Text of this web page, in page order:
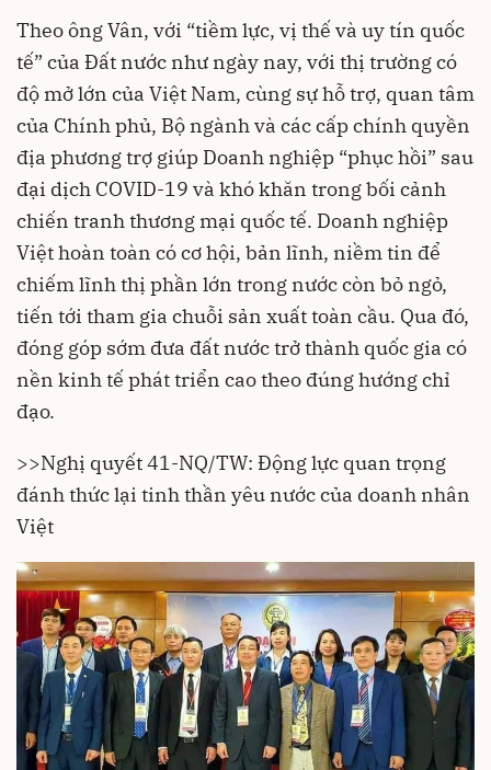
Theo ông Vân, với “tiềm lực, vị thế và uy tín quốc
tế” của Đất nước như ngày nay, với thị trường có
độ mở lớn của Việt Nam, cùng sự hỗ trợ, quan tâm
của Chính phủ, Bộ ngành và các cấp chính quyền
địa phương trợ giúp Doanh nghiệp “phục hồi” sau
đại dịch COVID-19 và khó khăn trong bối cảnh
chiến tranh thương mại quốc tế. Doanh nghiệp
Việt hoàn toàn có cơ hội, bản lĩnh, niềm tin để
chiếm lĩnh thị phần lớn trong nước còn bỏ ngỏ,
tiến tới tham gia chuỗi sản xuất toàn cầu. Qua đó,
đóng góp sớm đưa đất nước trở thành quốc gia có
nền kinh tế phát triển cao theo đúng hướng chỉ
đạo.
>>Nghị quyết 41-NQ/TW: Động lực quan trọng
đánh thức lại tinh thần yêu nước của doanh nhân
Việt